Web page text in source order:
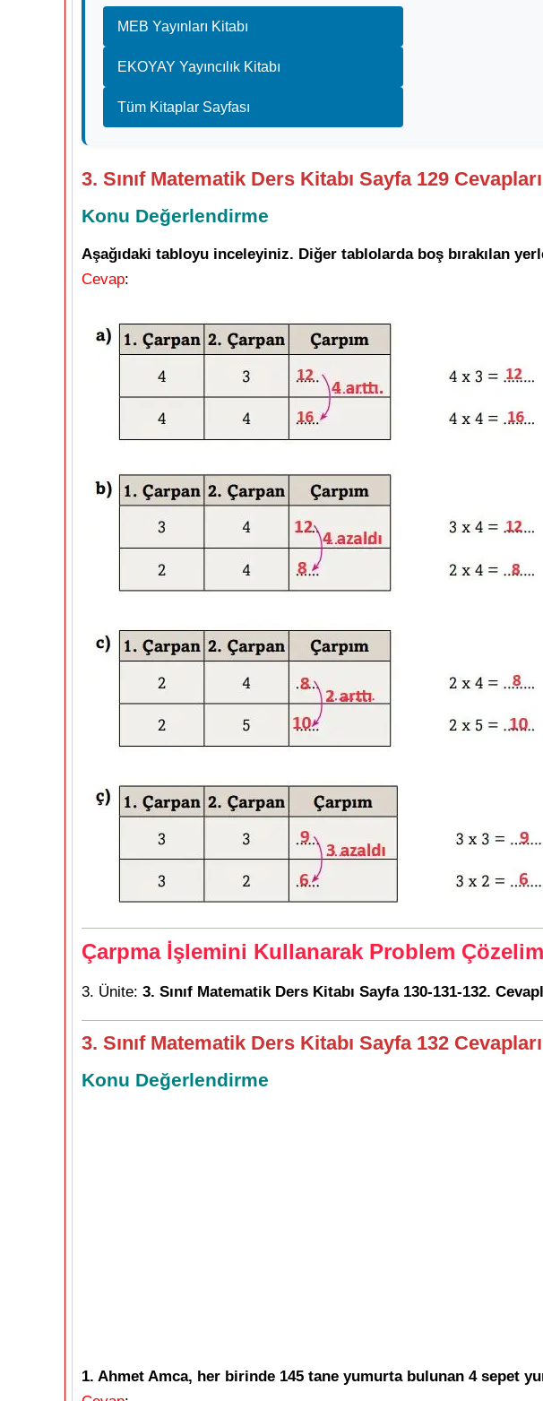
MEB Yayınları Kitabı
EKOYAY Yayıncılık Kitabı
Tüm Kitaplar Sayfası
3. Sınıf Matematik Ders Kitabı Sayfa 129
Konu Değerlendirme
Aşağıdaki tabloyu inceleyiniz. Diğer tablolarda boş bırakılan
Cevap:
Çarpma İşlemini Kullanarak Problem Çözelim
3. Ünite: 3. Sınıf Matematik Ders Kitabı Sayfa 130-131-132.
3. Sınıf Matematik Ders Kitabı Sayfa 132
Konu Değerlendirme
1. Ahmet Amca, her birinde 145 tane yumurta bulunan 4 sepet